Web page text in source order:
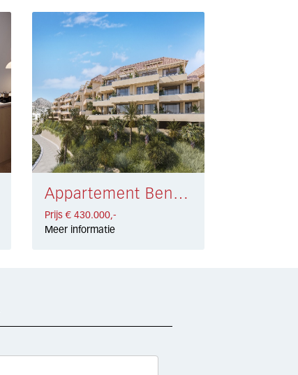
Appartement Benalmadena Costa € 430.000,-
Prijs € 430.000,-
Meer informatie